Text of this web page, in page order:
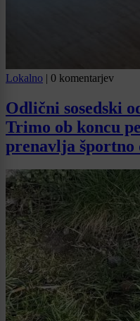
Lokalno | 0 komentarjev
Odlični sosedski
Trimo ob koncu
prenavlja športno